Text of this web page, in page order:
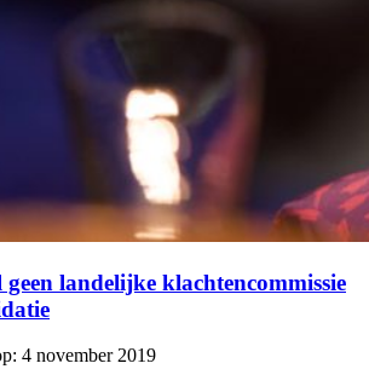
landelijke klachtencommissie
4 november 2019